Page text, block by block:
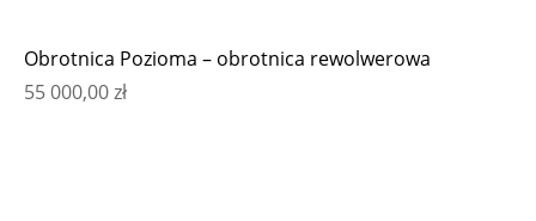
Obrotnica Pozioma – obrotnica rewolwerowa
55 000,00zł